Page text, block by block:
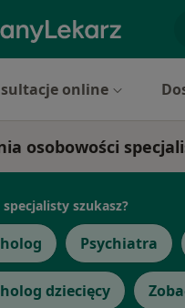
online
osobowości
specjalisty szukasz?
Psychiatra
dziecięcy